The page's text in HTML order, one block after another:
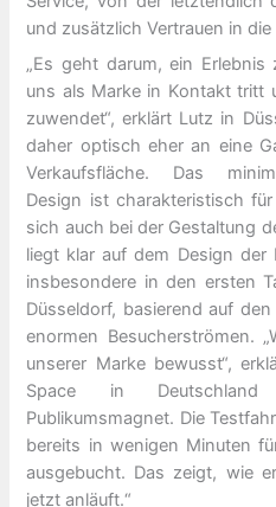
und zusätzlich Vertrauen in
„Es geht darum, ein
uns als Marke in Kontakt tritt
zuwendet“, erklärt Lutz in
daher optisch eher an eine
Verkaufsfläche. Das
Design ist charakteristisch
sich auch bei der Gestaltung
liegt klar auf dem Design der
insbesondere in den ersten
Düsseldorf, basierend auf
enormen Besucherströmen.
unserer Marke bewusst“,
Space in
Publikumsmagnet. Die
bereits in wenigen Minuten
ausgebucht. Das zeigt, wie
jetzt anläuft.“